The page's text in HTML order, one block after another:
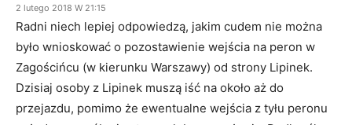
2 lutego 2018 W 21:15
Radni niech lepiej odpowiedzą, jakim cudem nie można
było wnioskować o pozostawienie wejścia na peron w
Zagościńcu (w kierunku Warszawy) od strony Lipinek.
Dzisiaj osoby z Lipinek muszą iść na około aż do
przejazdu, pomimo że ewentualne wejścia z tyłu peronu